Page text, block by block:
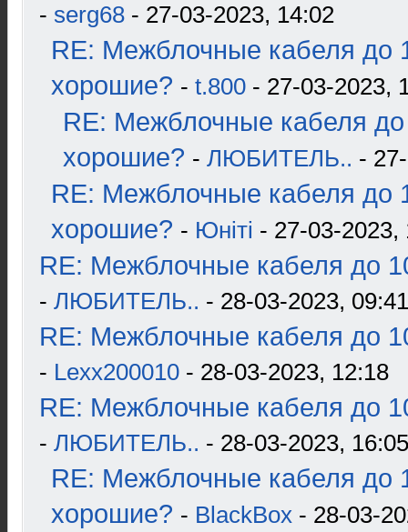
- serg68 - 27-03-2023, 14:02
RE: Межблочные кабеля до
хорошие? - t.800 - 27-03-2023,
RE: Межблочные кабеля до
хорошие? - ЛЮБИТЕЛЬ.. -
RE: Межблочные кабеля до
хорошие? - Юнiтi - 27-03-2023,
RE: Межблочные кабеля до
- ЛЮБИТЕЛЬ.. - 28-03-2023, 09:41
RE: Межблочные кабеля до
- Lexx200010 - 28-03-2023, 12:18
RE: Межблочные кабеля до
- ЛЮБИТЕЛЬ.. - 28-03-2023, 16:05
RE: Межблочные кабеля до
хорошие? - BlackBox - 28-03-